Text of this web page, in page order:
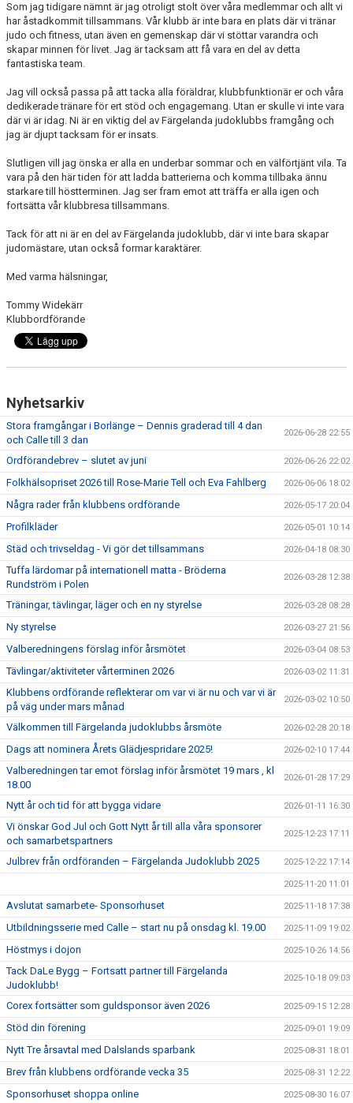
Som jag tidigare nämnt är jag otroligt stolt över våra medlemmar och allt vi
har åstadkommit tillsammans. Vår klubb är inte bara en plats där vi tränar
judo och fitness, utan även en gemenskap där vi stöttar varandra och
skapar minnen för livet. Jag är tacksam att få vara en del av detta
fantastiska team.
Jag vill också passa på att tacka alla föräldrar, klubbfunktionär er och våra
dedikerade tränare för ert stöd och engagemang. Utan er skulle vi inte vara
där vi är idag. Ni är en viktig del av Färgelanda judoklubbs framgång och
jag är djupt tacksam för er insats.
Slutligen vill jag önska er alla en underbar sommar och en välförtjänt vila. Ta
vara på den här tiden för att ladda batterierna och komma tillbaka ännu
starkare till höstterminen. Jag ser fram emot att träffa er alla igen och
fortsätta vår klubbresa tillsammans.
Tack för att ni är en del av Färgelanda judoklubb, där vi inte bara skapar
judomästare, utan också formar karaktärer.
Med varma hälsningar,
Tommy Widekärr
Klubbordförande
Nyhetsarkiv
Stora framgångar i Borlänge – Dennis graderad till 4 dan
och Calle till 3 dan
2026-06-28 22:55
Ordförandebrev – slutet av juni 2026-06-26 22:02
Folkhälsopriset 2026 till Rose-Marie Tell och Eva Fahlberg 2026-06-06 18:02
Några rader från klubbens ordförande 2026-05-17 20:04
Profilkläder 2026-05-01 10:14
Städ och trivseldag - Vi gör det tillsammans 2026-04-18 08:30
Tuffa lärdomar på internationell matta - Bröderna
Rundström i Polen
2026-03-28 12:38
Träningar, tävlingar, läger och en ny styrelse 2026-03-28 08:28
Ny styrelse 2026-03-27 21:56
Valberedningens förslag inför årsmötet 2026-03-04 08:53
Tävlingar/aktiviteter vårterminen 2026 2026-03-02 11:31
Klubbens ordförande reflekterar om var vi är nu och var vi är
på väg under mars månad
2026-03-02 10:50
Välkommen till Färgelanda judoklubbs årsmöte 2026-02-28 20:18
Dags att nominera Årets Glädjespridare 2025! 2026-02-10 17:44
Valberedningen tar emot förslag inför årsmötet 19 mars , kl
18.00
2026-01-28 17:29
Nytt år och tid för att bygga vidare 2026-01-11 16:30
Vi önskar God Jul och Gott Nytt år till alla våra sponsorer
och samarbetspartners
2025-12-23 17:11
Julbrev från ordföranden – Färgelanda Judoklubb 2025 2025-12-22 17:14
2025-11-20 11:01
Avslutat samarbete- Sponsorhuset 2025-11-18 17:38
Utbildningsserie med Calle – start nu på onsdag kl. 19.00 2025-11-09 19:02
Höstmys i dojon 2025-10-26 14:56
Tack DaLe Bygg – Fortsatt partner till Färgelanda
Judoklubb!
2025-10-18 09:03
Corex fortsätter som guldsponsor även 2026 2025-09-15 12:28
Stöd din förening 2025-09-01 19:09
Nytt Tre årsavtal med Dalslands sparbank 2025-08-31 18:01
Brev från klubbens ordförande vecka 35 2025-08-31 12:22
Sponsorhuset shoppa online 2025-08-30 16:07